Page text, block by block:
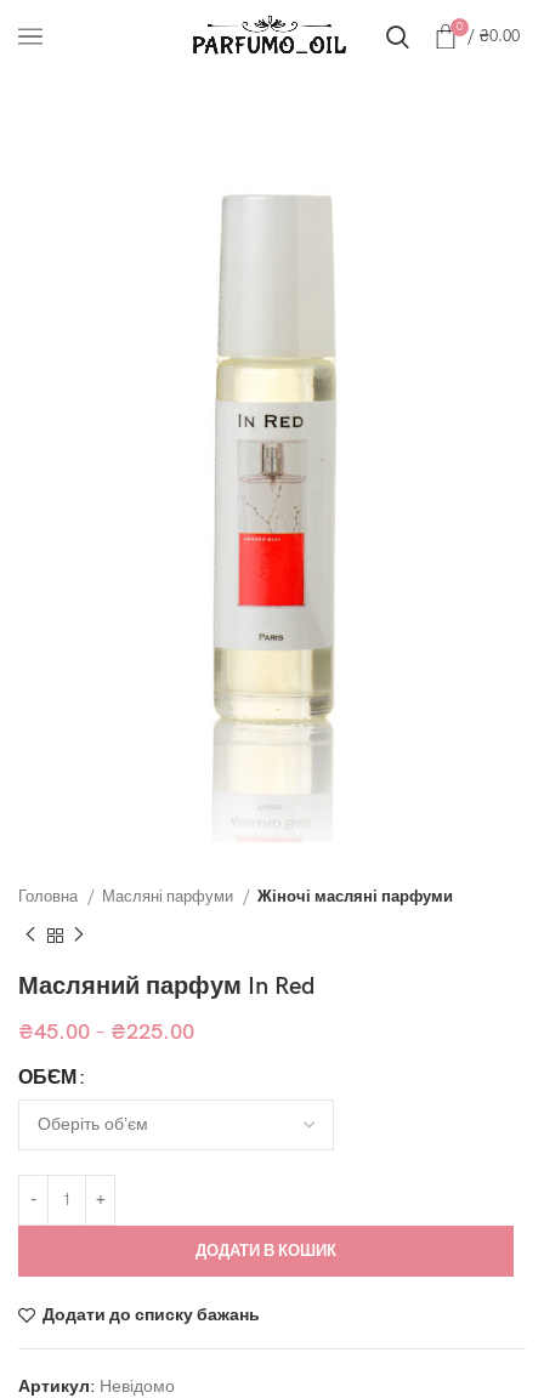
0 / ₴0.00
Головна Масляні парфуми Жіночі масляні парфуми
Масляний парфум In Red
₴45.00 – ₴225.00
ОБ`ЄМ
ДОДАТИ В КОШИК
Додати до списку бажань
Артикул: Невідомо